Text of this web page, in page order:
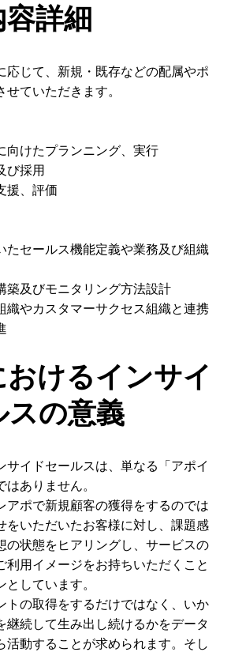
詳細
応じて、新規・既存などの配属やポ
ていただきます。
向けたプランニング、実行
び採用
援、評価
たセールス機能定義や業務及び組織
築及びモニタリング方法設計
織やカスタマーサクセス組織と連携
けるインサイ
スの意義
サイドセールスは、単なる「アポイ
ありません。
アポで新規顧客の獲得をするのでは
をいただいたお客様に対し、課題感
の状態をヒアリングし、サービスの
利用イメージをお持ちいただくこと
しています。
トの取得をするだけではなく、いか
継続して生み出し続けるかをデータ
活動することが求められます。そし